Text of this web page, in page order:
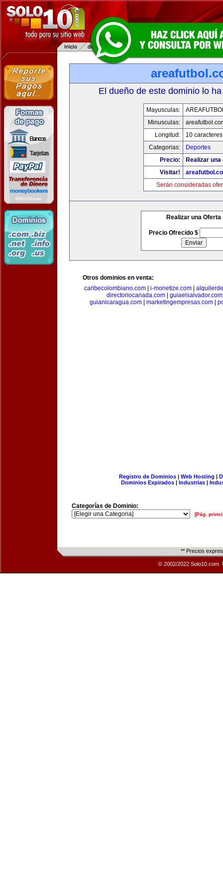
El dueño de este dominio lo
Mayusculas:
Minusculas:
Longitud:
10 caracteres
Categorias:
Deportes
Precio:
Realizar
Visitar!
Serán consideradas
Realizar una Oferta
Precio Ofrecido $
Otros dominios en venta:
caribecolombiano.com
i-monetize.com
directoriocanada.com
guiaelsalvador.com
guianicaragua.com
marketingempresas.com
Registro de Dominios| Web Hosting |
Dominios Expirados | Industrias |
Categorías de Dominio:
[Pág.
** Precios
© 2002/2022 Solo10.com